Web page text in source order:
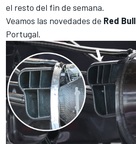
el resto del fin de semana.
Veamos las novedades de Red Bull
Portugal.